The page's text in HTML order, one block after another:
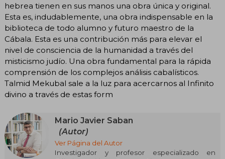
hebrea tienen en sus manos una obra única y original.
Esta es, indudablemente, una obra indispensable en la
biblioteca de todo alumno y futuro maestro de la
Cábala. Esta es una contribución más para elevar el
nivel de consciencia de la humanidad a través del
misticismo judío. Una obra fundamental para la rápida
comprensión de los complejos análisis cabalísticos.
Talmid Mekubal sale a la luz para acercarnos al Infinito
divino a través de estas form
Mario Javier Saban
(Autor)
Ver Página del Autor
Investigador y profesor especializado en